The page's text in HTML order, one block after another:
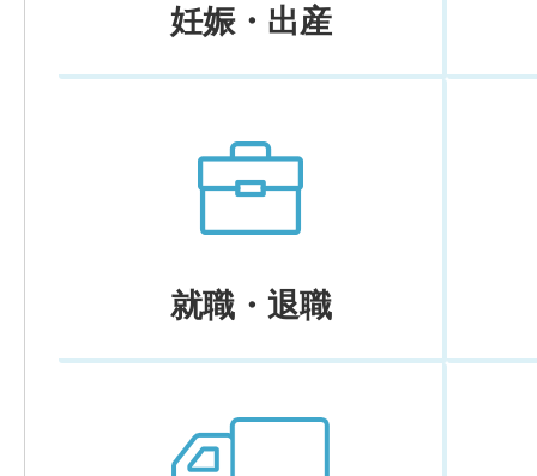
妊娠・出産
就職・退職